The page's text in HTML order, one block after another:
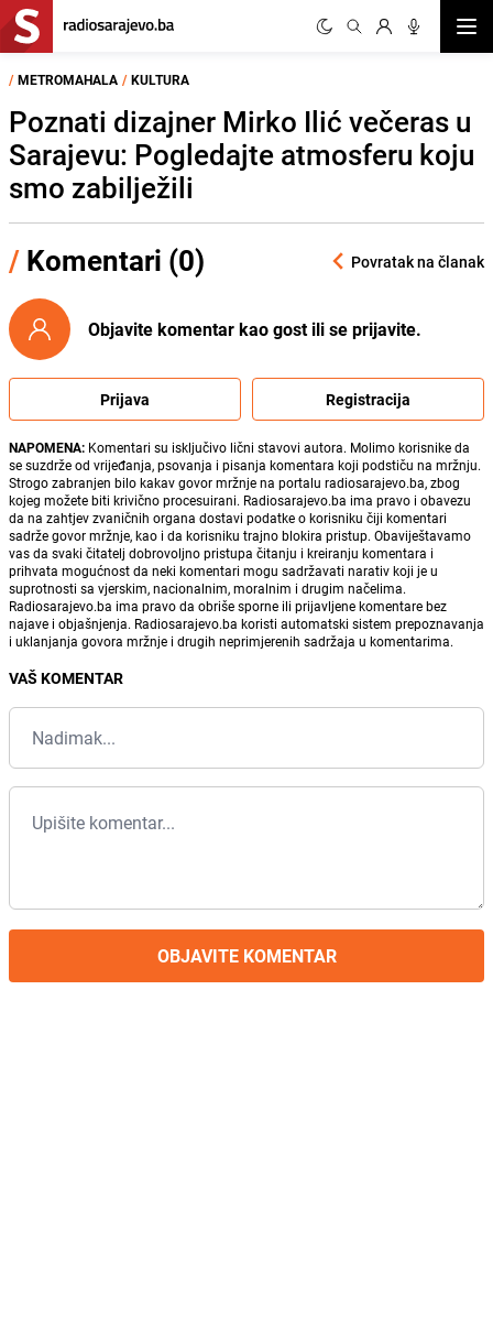
/ METROMAHALA / KULTURA
Poznati dizajner Mirko Ilić večeras u
Sarajevu: Pogledajte atmosferu koju
smo zabilježili
/ Komentari (0) Povratak na članak
Objavite komentar kao gost ili se prijavite.
Prijava Registracija
NAPOMENA: Komentari su isključivo lični stavovi autora. Molimo korisnike da
se suzdrže od vrijeđanja, psovanja i pisanja komentara koji podstiču na mržnju.
Strogo zabranjen bilo kakav govor mržnje na portalu radiosarajevo.ba, zbog
kojeg možete biti krivično procesuirani. Radiosarajevo.ba ima pravo i obavezu
da na zahtjev zvaničnih organa dostavi podatke o korisniku čiji komentari
sadrže govor mržnje, kao i da korisniku trajno blokira pristup. Obaviještavamo
vas da svaki čitatelj dobrovoljno pristupa čitanju i kreiranju komentara i
prihvata mogućnost da neki komentari mogu sadržavati narativ koji je u
suprotnosti sa vjerskim, nacionalnim, moralnim i drugim načelima.
Radiosarajevo.ba ima pravo da obriše sporne ili prijavljene komentare bez
najave i objašnjenja. Radiosarajevo.ba koristi automatski sistem prepoznavanja
i uklanjanja govora mržnje i drugih neprimjerenih sadržaja u komentarima.
VAŠ KOMENTAR
OBJAVITE KOMENTAR